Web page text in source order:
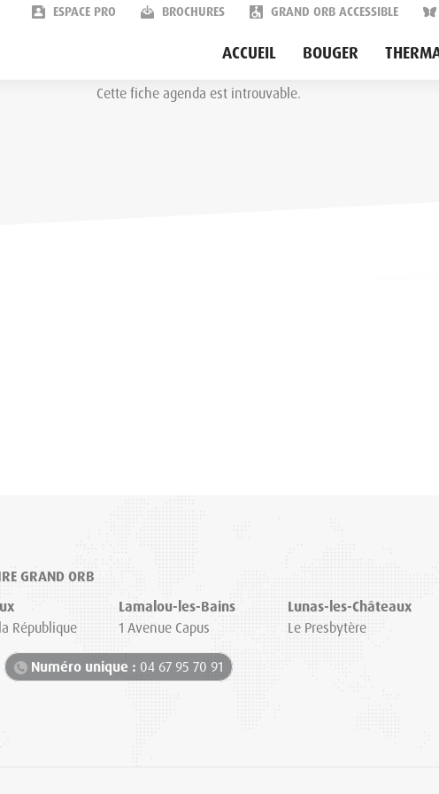
ESPACE PRO BROCHURES GRAND ORB ACCESSIBLE
ACCUEIL BOUGER
Agenda des festivités
Cette fiche agenda est introuvable.
GRAND ORB
République
Lamalou-les-Bains
1 Avenue Capus
Lunas-les-Châteaux
Le Presbytère
Numéro unique : 04 67 95 70 91